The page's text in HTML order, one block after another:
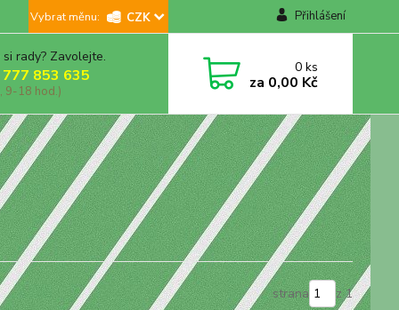
CZK Přihlášení
rady? Zavolejte.
853 635
9-18 hod.)
0ks
za 0,00 Kč
strana z 1